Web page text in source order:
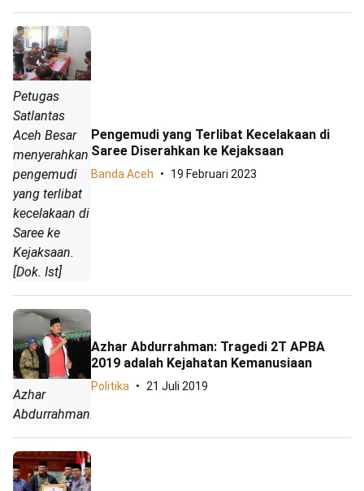
Petugas
Satlantas
Aceh Besar
menyerahkan
pengemudi
yang terlibat
kecelakaan di
Saree ke
Kejaksaan.
[Dok. Ist]
Pengemudi yang Terlibat Kecelakaan di
Saree Diserahkan ke Kejaksaan
Banda Aceh 19 Februari 2023
Azhar
Abdurrahman.
Azhar Abdurrahman: Tragedi 2T APBA
2019 adalah Kejahatan Kemanusiaan
Politika 21 Juli 2019